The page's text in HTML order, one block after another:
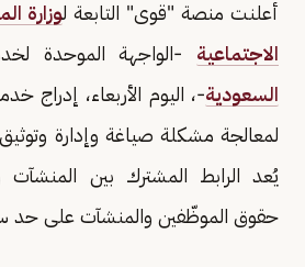
أعلنت منصة "قوى" التابعة لوزارة
الاجتماعية -الواجهة الموحدة
السعودية-، اليوم الأربعاء، إدراج
لمعالجة مشكلة صياغة وإدارة
يُعد الرابط المشترك بين المنشآت
حقوق الموظّفين والمنشآت على حد